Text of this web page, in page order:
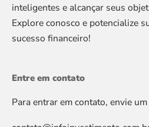
inteligentes e alcançar seus
Explore conosco e potencialize
sucesso financeiro!
Entre em contato
Para entrar em contato, envie